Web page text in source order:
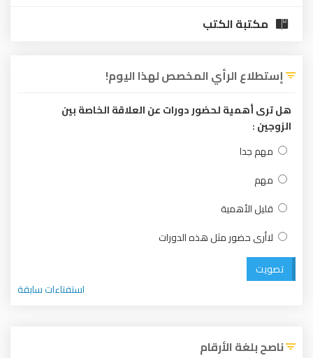
مكتبة الكتب
إستطلاع الرأي المخصص لهذا اليوم!
هل ترى أهمية لحضور دورات عن العلاقة الخاصة بين
الزوجين :
مهم جدا
مهم
قليل الأهمية
لاأرى حضور مثل هذه الدورات
تصويت
استفتاءات سابقة
ناصح بلغة الأرقام